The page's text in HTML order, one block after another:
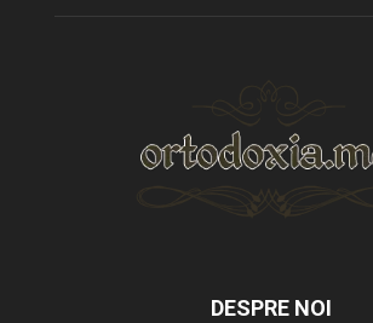
DESPRE NOI